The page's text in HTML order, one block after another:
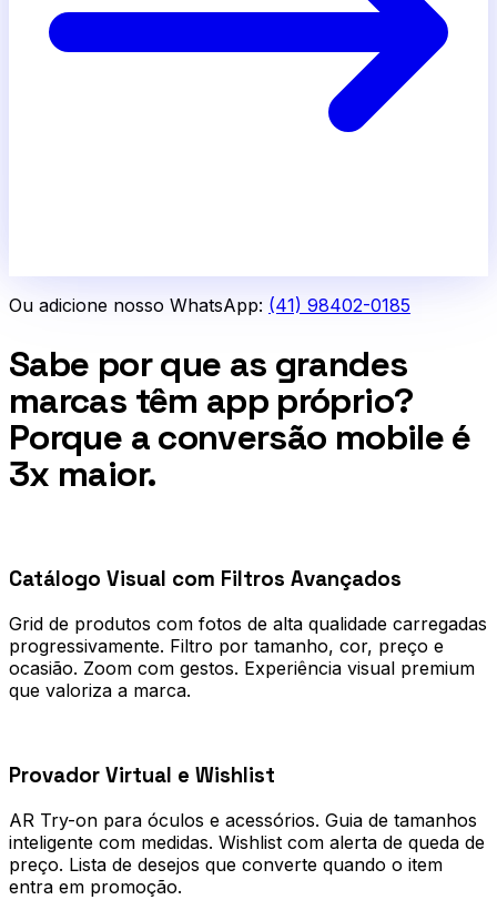
Ou adicione nosso WhatsApp: (41) 98402-0185
Sabe por que as grandes
marcas têm app próprio?
Porque a conversão mobile é
3x maior.
Catálogo Visual com Filtros Avançados
Grid de produtos com fotos de alta qualidade carregadas
progressivamente. Filtro por tamanho, cor, preço e
ocasião. Zoom com gestos. Experiência visual premium
que valoriza a marca.
Provador Virtual e Wishlist
AR Try-on para óculos e acessórios. Guia de tamanhos
inteligente com medidas. Wishlist com alerta de queda de
preço. Lista de desejos que converte quando o item
entra em promoção.